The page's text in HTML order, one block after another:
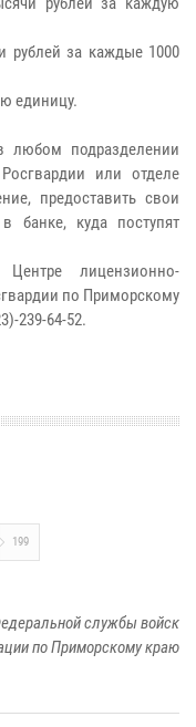
рублей за каждые 1000
единицу.
любом подразделении
или отделе
предоставить свои
банке, куда поступят
лицензионно-
по Приморскому
239-64-52.
199
службы войск
по Приморскому краю